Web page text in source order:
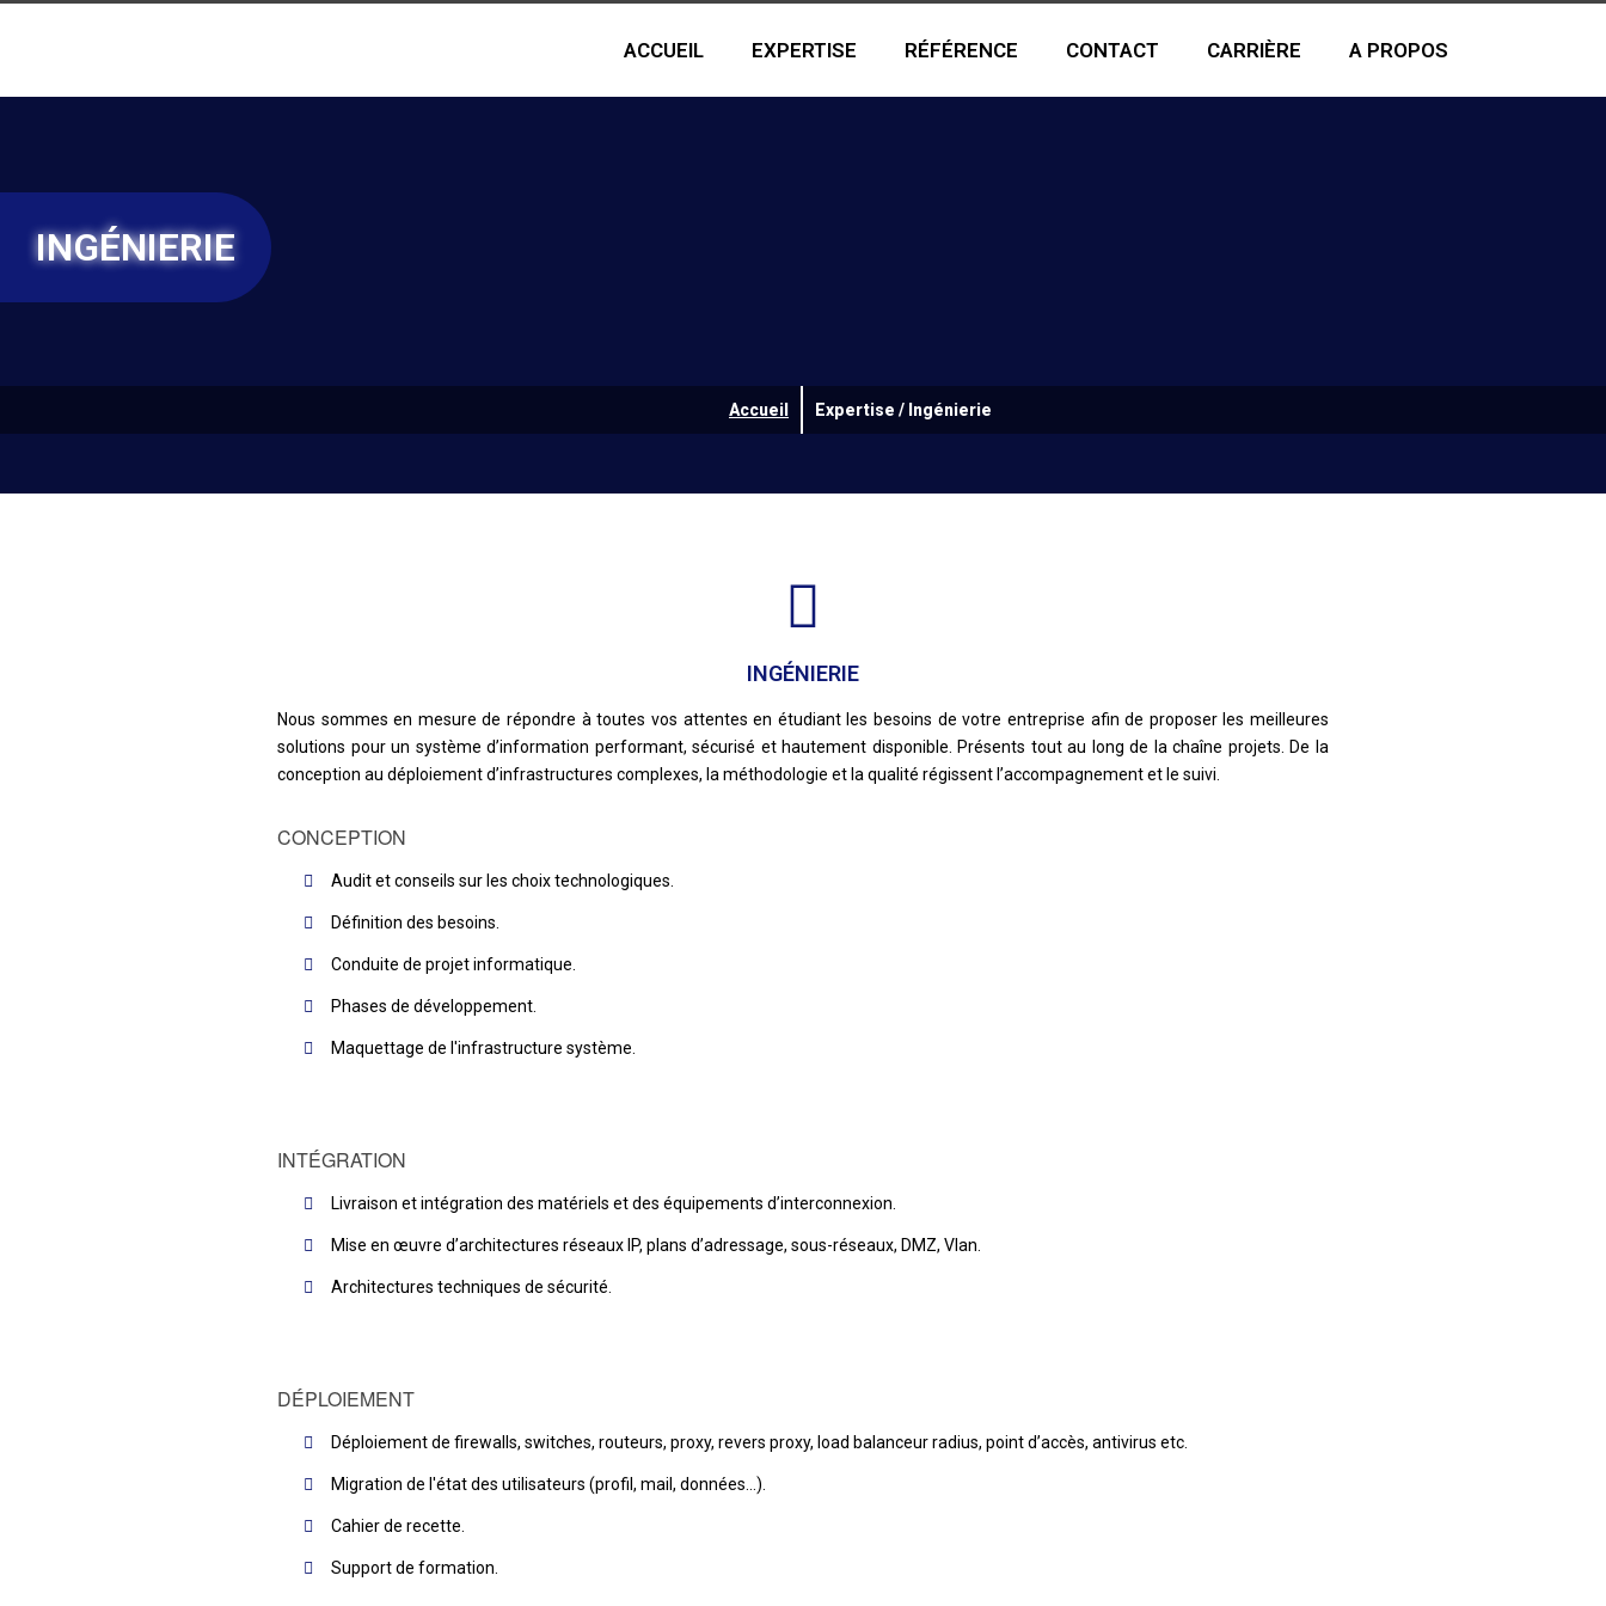
ACCUEIL EXPERTISE RÉFÉRENCE CONTACT CARRIÈRE A PROPOS
INGÉNIERIE
Accueil Expertise / Ingénierie
INGÉNIERIE
Nous sommes en mesure de répondre à toutes vos attentes en étudiant les besoins de votre entreprise afin de proposer les meilleures
solutions pour un système d’information performant, sécurisé et hautement disponible. Présents tout au long de la chaîne projets. De la
conception au déploiement d’infrastructures complexes, la méthodologie et la qualité régissent l’accompagnement et le suivi.
CONCEPTION
Audit et conseils sur les choix technologiques.
Définition des besoins.
Conduite de projet informatique.
Phases de développement.
Maquettage de l'infrastructure système.
INTÉGRATION
Livraison et intégration des matériels et des équipements d’interconnexion.
Mise en œuvre d’architectures réseaux IP, plans d’adressage, sous-réseaux, DMZ, Vlan.
Architectures techniques de sécurité.
DÉPLOIEMENT
Déploiement de firewalls, switches, routeurs, proxy, revers proxy, load balanceur radius, point d’accès, antivirus etc.
Migration de l'état des utilisateurs (profil, mail, données...).
Cahier de recette.
Support de formation.